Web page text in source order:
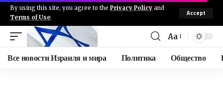
By using this site, you agree to the Privacy Policy and
Terms of Use.
Accept
Aa
Все новости Израиля и мира Политика Общество